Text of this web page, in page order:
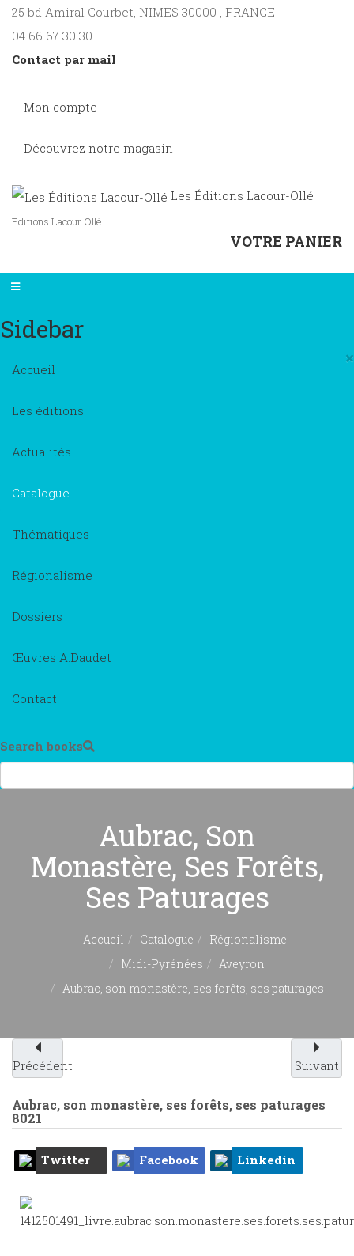
25 bd Amiral Courbet, NIMES 30000 , FRANCE
04 66 67 30 30
Contact par mail
Mon compte
Découvrez notre magasin
Les Éditions Lacour-Ollé
Editions Lacour Ollé
VOTRE PANIER
Sidebar
×
Accueil
Les éditions
Actualités
Catalogue
Thématiques
Régionalisme
Dossiers
Œuvres A.Daudet
Contact
Search books
Aubrac, Son
Monastère, Ses Forêts,
Ses Paturages
Accueil Catalogue
Régionalisme
Midi-Pyrénées
Aveyron
Aubrac, son monastère, ses forêts, ses paturages
Précédent Suivant
Aubrac, son monastère, ses forêts, ses paturages
8021
Twitter Facebook Linkedin